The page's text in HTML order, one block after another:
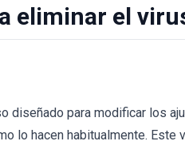
eliminar el
diseñado para modificar los
lo hacen habitualmente.